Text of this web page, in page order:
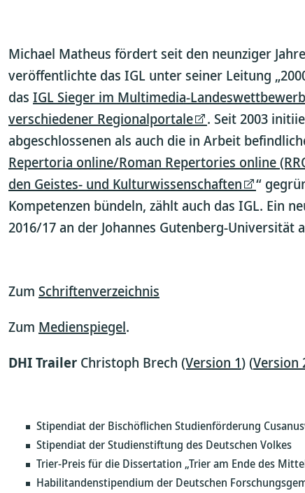
Michael Matheus fördert seit den neunziger
veröffentlichte das IGL unter seiner Leitung
das IGL Sieger im Multimedia-
verschiedener Regionalportale
. Seit 2003
abgeschlossenen als auch die in Arbeit
Repertoria online/Roman Repertories online
den Geistes- und Kulturwissenschaften
“
Kompetenzen bündeln, zählt auch das IGL. Ein
2016/17 an der Johannes Gutenberg-Universität
Zum Schriftenverzeichnis
Zum Medienspiegel.
DHI Trailer Christoph Brech (Version 1) (Version
Stipendiat der Bischöflichen Studienförderung
Stipendiat der Studienstiftung des Deutschen Volkes
Trier-Preis für die Dissertation „Trier am Ende des
Habilitandenstipendium der Deutschen